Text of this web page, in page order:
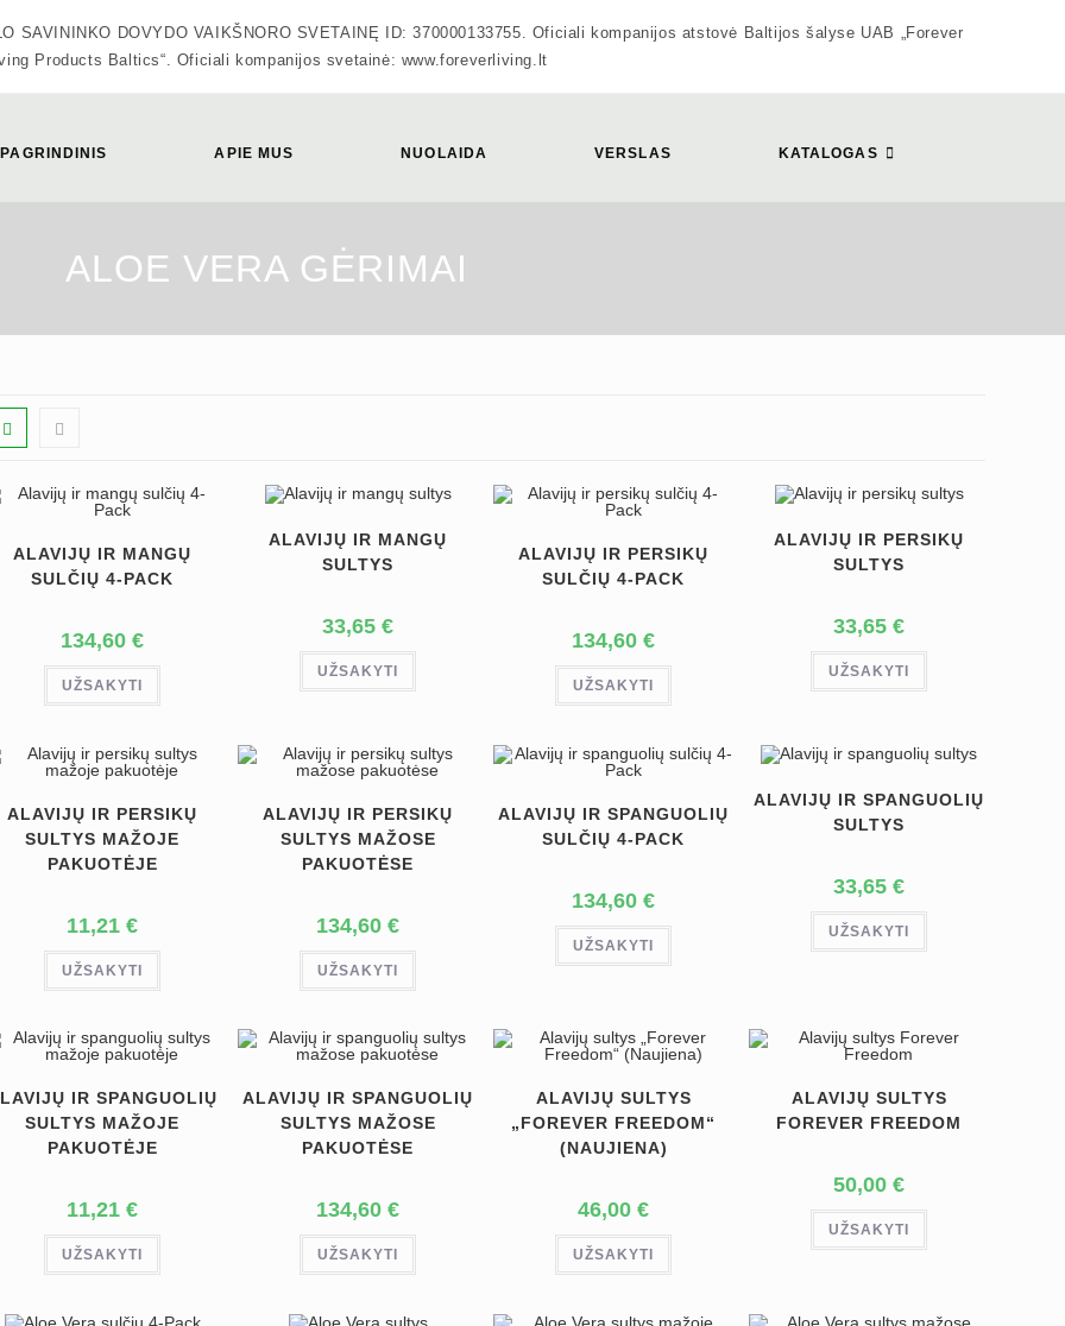
SAVININKO DOVYDO VAIKŠNORO SVETAINĘ ID: 370000133755. Oficiali kompanijos atstovė Baltijos šalyse UAB „Forever
Products Baltics“. Oficiali kompanijos svetainė: www.foreverliving.lt
PAGRINDINIS APIE MUS NUOLAIDA VERSLAS KATALOGAS
ALOE VERA GĖRIMAI
ALAVIJŲ IR MANGŲ
SULČIŲ 4-PACK
134,60€
UŽSAKYTI
ALAVIJŲ IR MANGŲ
SULTYS
33,65€
UŽSAKYTI
ALAVIJŲ IR PERSIKŲ
SULČIŲ 4-PACK
134,60€
UŽSAKYTI
ALAVIJŲ IR PERSIKŲ
SULTYS
33,65€
UŽSAKYTI
ALAVIJŲ IR PERSIKŲ
SULTYS MAŽOJE
PAKUOTĖJE
11,21€
UŽSAKYTI
ALAVIJŲ IR PERSIKŲ
SULTYS MAŽOSE
PAKUOTĖSE
134,60€
UŽSAKYTI
ALAVIJŲ IR SPANGUOLIŲ
SULČIŲ 4-PACK
134,60€
UŽSAKYTI
ALAVIJŲ IR SPANGUOLIŲ
SULTYS
33,65€
UŽSAKYTI
IR SPANGUOLIŲ
SULTYS MAŽOJE
PAKUOTĖJE
11,21€
UŽSAKYTI
ALAVIJŲ IR SPANGUOLIŲ
SULTYS MAŽOSE
PAKUOTĖSE
134,60€
UŽSAKYTI
ALAVIJŲ SULTYS
„FOREVER FREEDOM“
(NAUJIENA)
46,00€
UŽSAKYTI
ALAVIJŲ SULTYS
FOREVER FREEDOM
50,00€
UŽSAKYTI